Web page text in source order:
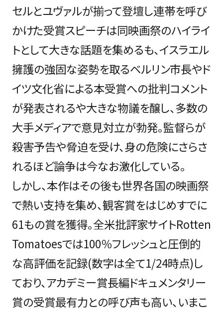
セルとユヴァルが揃って登壇し連帯を呼び
かけた受賞スピーチは同映画祭のハイライ
トとして大きな話題を集めるも、イスラエル
擁護の強固な姿勢を取るベルリン市長やド
イツ文化省による本受賞への批判コメント
が発表されるや大きな物議を醸し、多数の
大手メディアで意見対立が勃発。監督らが
殺害予告や脅迫を受け、身の危険にさらさ
れるほど論争は今なお激化している。
しかし、本作はその後も世界各国の映画祭
で熱い支持を集め、観客賞をはじめすでに
61もの賞を獲得。全米批評家サイトRotten
Tomatoesでは100％フレッシュと圧倒的
な高評価を記録(数字は全て1/24時点)し
ており、アカデミー賞長編ドキュメンタリー
賞の受賞最有力との呼び声も高い、いまこ